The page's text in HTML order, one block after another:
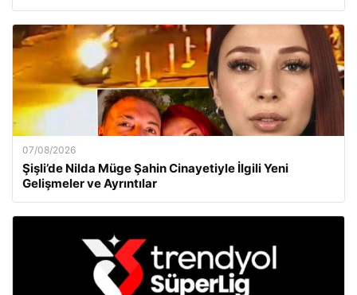
07/08/2026
Şişli’de Nilda Müge Şahin Cinayetiyle İlgili Yeni
Gelişmeler ve Ayrıntılar